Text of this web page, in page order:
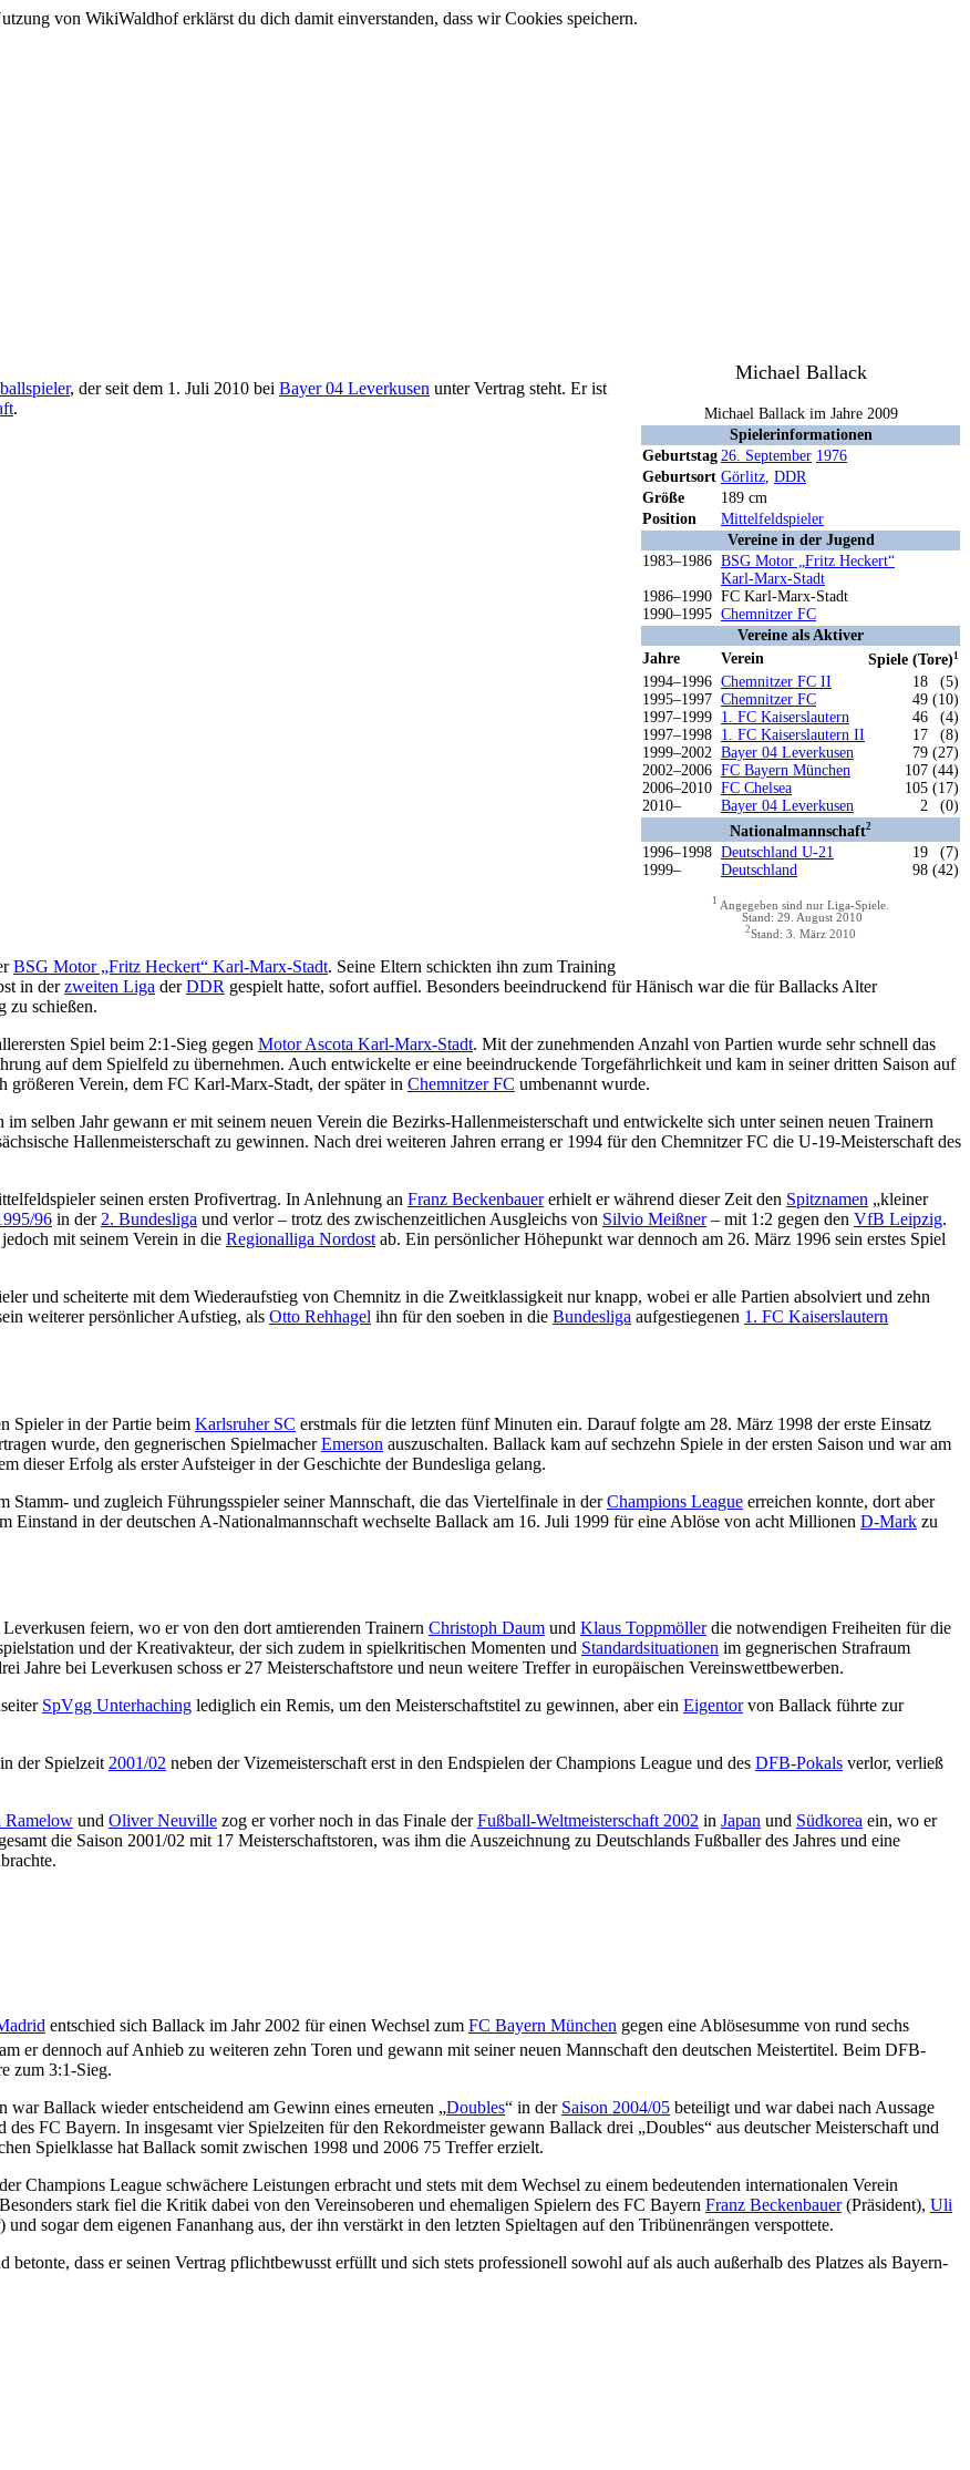
von WikiWaldhof erklärst du dich damit einverstanden, dass wir Cookies speichern.
Michael Ballack
Michael Ballack im Jahre 2009
Spielerinformationen
Geburtstag 26. September 1976
Geburtsort Görlitz DDR
Größe
189 cm
Position
Mittelfeldspieler
Vereine in der Jugend
1983–1986
1986–1990
1990–1995
BSG Motor „Fritz Heckert“
Karl-Marx-Stadt
FC Karl-Marx-Stadt
Chemnitzer FC
Vereine als Aktiver
Jahre
Verein Spiele (Tore)1
1994–1996
1995–1997
1997–1999
1997–1998
1999–2002
2002–2006
2006–2010
2010–
Chemnitzer FC II
Chemnitzer FC
1. FC Kaiserslautern
1. FC Kaiserslautern II
Bayer 04 Leverkusen
FC Bayern München
FC Chelsea
Bayer 04 Leverkusen
18
(5)
49 (10)
46
(4)
17
(8)
79 (27)
107 (44)
105 (17)
2
(0)
Nationalmannschaft2
1996–1998
1999–
Deutschland U-21
Deutschland
19
(7)
98 (42)
1 Angegeben sind nur Liga-Spiele.
Stand: 29. August 2010
2Stand: 3. März 2010
, der seit dem 1. Juli 2010 bei Bayer 04 Leverkusen unter Vertrag steht. Er ist
.
BSG Motor „Fritz Heckert“ Karl-Marx-Stadt. Seine Eltern schickten ihn zum Training
in derzweiten Liga derDDR gespielt hatte, sofort auffiel. Besonders beeindruckend für Hänisch war die für Ballacks Alter
zu schießen.
Spiel beim 2:1-Sieg gegen Motor Ascota Karl-Marx-Stadt. Mit der zunehmenden Anzahl von Partien wurde sehr schnell das
auf dem Spielfeld zu übernehmen. Auch entwickelte er eine beeindruckende Torgefährlichkeit und kam in seiner dritten Saison auf
größeren Verein, dem FC Karl-Marx-Stadt, der später in Chemnitzer FC umbenannt wurde.
selben Jahr gewann er mit seinem neuen Verein die Bezirks-Hallenmeisterschaft und entwickelte sich unter seinen neuen Trainern
Hallenmeisterschaft zu gewinnen. Nach drei weiteren Jahren errang er 1994 für den Chemnitzer FC die U-19-Meisterschaft des
seinen ersten Profivertrag. In Anlehnung an Franz Beckenbauererhielt er während dieser Zeit den Spitznamen „kleiner
96 in der 2. Bundesliga und verlor – trotz des zwischenzeitlichen Ausgleichs von Silvio Meißner– mit 1:2 gegen den VfB Leipzig.
mit seinem Verein in die Regionalliga Nordost ab. Ein persönlicher Höhepunkt war dennoch am 26. März 1996 sein erstes Spiel
und scheiterte mit dem Wiederaufstieg von Chemnitz in die Zweitklassigkeit nur knapp, wobei er alle Partien absolviert und zehn
weiterer persönlicher Aufstieg, als Otto Rehhagel ihn für den soeben in die Bundesliga aufgestiegenen 1. FC Kaiserslautern
Spieler in der Partie beim Karlsruher SC erstmals für die letzten fünf Minuten ein. Darauf folgte am 28. März 1998 der erste Einsatz
wurde, den gegnerischen SpielmacherEmerson auszuschalten. Ballack kam auf sechzehn Spiele in der ersten Saison und war am
dieser Erfolg als erster Aufsteiger in der Geschichte der Bundesliga gelang.
und zugleich Führungsspieler seiner Mannschaft, die das Viertelfinale in derChampions League erreichen konnte, dort aber
Einstand in der deutschen A-Nationalmannschaft wechselte Ballack am 16. Juli 1999 für eine Ablöse von acht Millionen D-Mark zu
feiern, wo er von den dort amtierenden Trainern Christoph Daum und Klaus Toppmöllerdie notwendigen Freiheiten für die
und der Kreativakteur, der sich zudem in spielkritischen Momenten und Standardsituationen im gegnerischen Strafraum
Jahre bei Leverkusen schoss er 27 Meisterschaftstore und neun weitere Treffer in europäischen Vereinswettbewerben.
SpVgg Unterhaching lediglich ein Remis, um den Meisterschaftstitel zu gewinnen, aber ein Eigentorvon Ballack führte zur
der Spielzeit 2001/02 neben der Vizemeisterschaft erst in den Endspielen der Champions League und des DFB-Pokals verlor, verließ
Ramelow und Oliver Neuville zog er vorher noch in das Finale derFußball-Weltmeisterschaft 2002 in Japan und Südkorea ein, wo er
die Saison 2001/02 mit 17 Meisterschaftstoren, was ihm die Auszeichnung zu Deutschlands Fußballer des Jahres und eine
entschied sich Ballack im Jahr 2002 für einen Wechsel zum FC Bayern München gegen eine Ablösesumme von rund sechs
er dennoch auf Anhieb zu weiteren zehn Toren und gewann mit seiner neuen Mannschaft den deutschen Meistertitel. Beim DFB-
zum 3:1-Sieg.
Ballack wieder entscheidend am Gewinn eines erneuten „Doubles“ in der Saison 2004/05 beteiligt und war dabei nach Aussage
FC Bayern. In insgesamt vier Spielzeiten für den Rekordmeister gewann Ballack drei „Doubles“ aus deutscher Meisterschaft und
Spielklasse hat Ballack somit zwischen 1998 und 2006 75 Treffer erzielt.
Champions League schwächere Leistungen erbracht und stets mit dem Wechsel zu einem bedeutenden internationalen Verein
stark fiel die Kritik dabei von den Vereinsoberen und ehemaligen Spielern des FC Bayern Franz Beckenbauer(Präsident), Uli
und sogar dem eigenen Fananhang aus, der ihn verstärkt in den letzten Spieltagen auf den Tribünenrängen verspottete.
dass er seinen Vertrag pflichtbewusst erfüllt und sich stets professionell sowohl auf als auch außerhalb des Platzes als Bayern-